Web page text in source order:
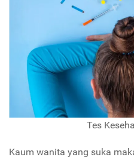
Tes
Kaum wanita yang suka